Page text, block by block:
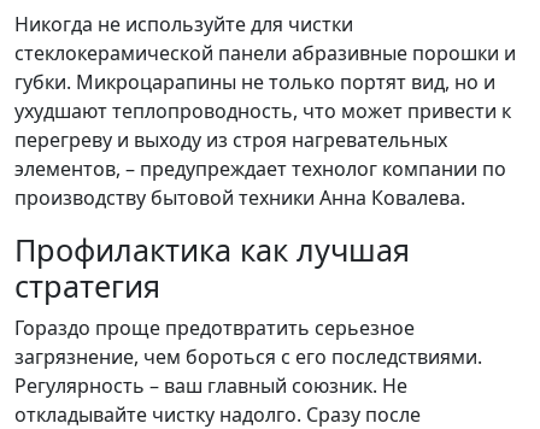
Никогда не используйте для чистки
стеклокерамической панели абразивные порошки и
губки. Микроцарапины не только портят вид, но и
ухудшают теплопроводность, что может привести к
перегреву и выходу из строя нагревательных
элементов, – предупреждает технолог компании по
производству бытовой техники Анна Ковалева.
Профилактика как лучшая
стратегия
Гораздо проще предотвратить серьезное
загрязнение, чем бороться с его последствиями.
Регулярность – ваш главный союзник. Не
откладывайте чистку надолго. Сразу после